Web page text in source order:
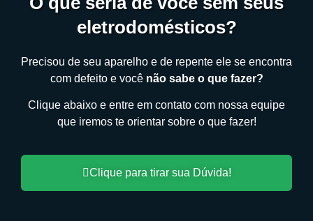
eletrodomésticos?
Precisou de seu aparelho e de repente ele se encontra
com defeito e você não sabe o que fazer?
Clique abaixo e entre em contato com nossa equipe
que iremos te orientar sobre o que fazer!
Clique para tirar sua Dúvida!